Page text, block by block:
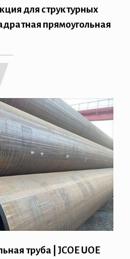
для структурных
прямоугольная
труба | JCOE UOE